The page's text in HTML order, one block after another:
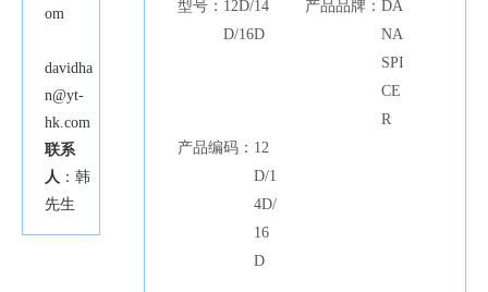
om
davidha
n@yt-
hk.com
联系
人 ：韩
先生
型号： 12D/14
D/16D
产品品牌： DA
NA
SPI
CE
R
产品编码： 12
D/1
4D/
16
D